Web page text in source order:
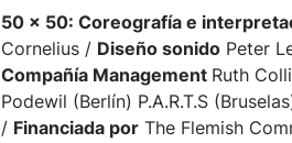
50 x 50: Coreografía e
Cornelius / Diseño sonidoPeter
Compañía Management Ruth
Podewil (Berlín) P.A.R.T.S
/ Financiada porThe Flemish